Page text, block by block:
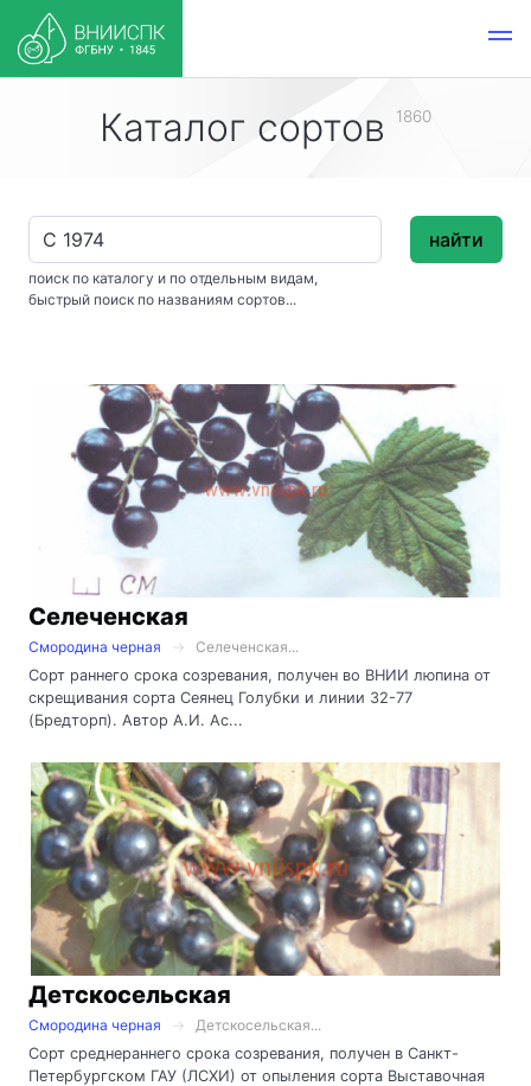
Каталог сортов 1860
поиск по каталогу и по отдельным видам,
быстрый поиск по названиям сортов...
найти
Селеченская
Смородина черная
Селеченская...
Сорт раннего срока созревания, получен во ВНИИ люпина от
скрещивания сорта Сеянец Голубки и линии 32-77
(Бредторп). Автор А.И. Ас...
Детскосельская
Смородина черная
Детскосельская...
Сорт среднераннего срока созревания, получен в Санкт-
Петербургском ГАУ (ЛСХИ) от опыления сорта Выставочная